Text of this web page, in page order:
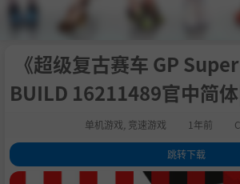
《超级复古赛车 GP
BUILD 16211489官中简
单机游戏 竞速游戏 1年前
跳转下载
1.
关于这款游戏